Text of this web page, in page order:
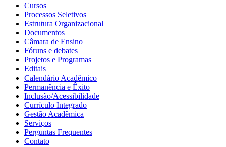
Cursos
Processos Seletivos
Estrutura Organizacional
Documentos
Câmara de Ensino
Fóruns e debates
Projetos e Programas
Editais
Calendário Acadêmico
Permanência e Êxito
Inclusão/Acessibilidade
Currículo Integrado
Gestão Acadêmica
Serviços
Perguntas Frequentes
Contato